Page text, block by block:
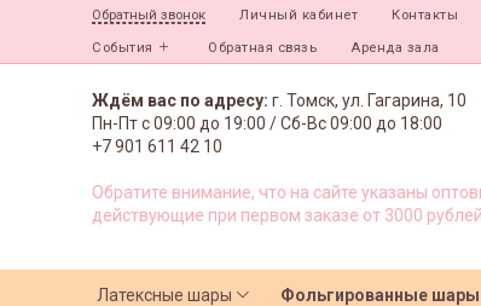
Обратный звонок Личный кабинет Контакты
События Обратная связь Аренда зала
Ждём вас по адресу: г. Томск, ул. Гагарина, 10
Пн-Пт с09:00 до 19:00 /Сб-Вс 09:00 до 18:00
+7 901 611 42 10
Обратите внимание, что на сайте указаны
действующие при первом заказе от 3000 рублей.
Латексные шары Фольгированные шары